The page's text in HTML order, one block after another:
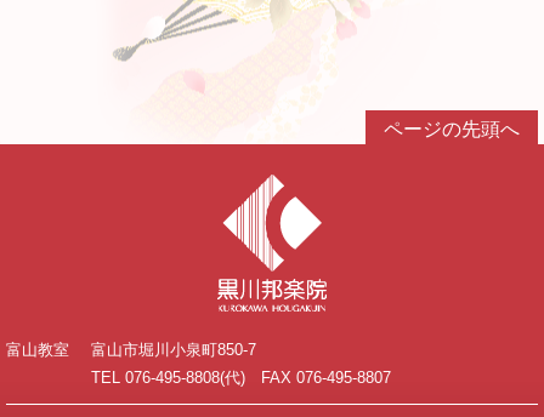
ページの先頭へ
富山教室
富山市堀川小泉町850-7
TEL 076-495-8808(代) FAX 076-495-8807